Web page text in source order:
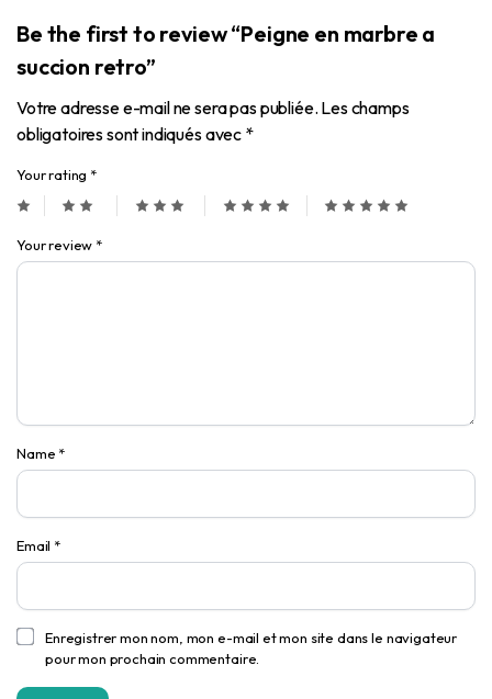
Be the first to review “Peigne en marbre a
succion retro”
Votre adresse e-mail ne sera pas publiée. Les champs
obligatoires sont indiqués avec *
Your rating *
Your review *
Name *
Email *
Enregistrer mon nom, mon e-mail et mon site dans le navigateur
pour mon prochain commentaire.